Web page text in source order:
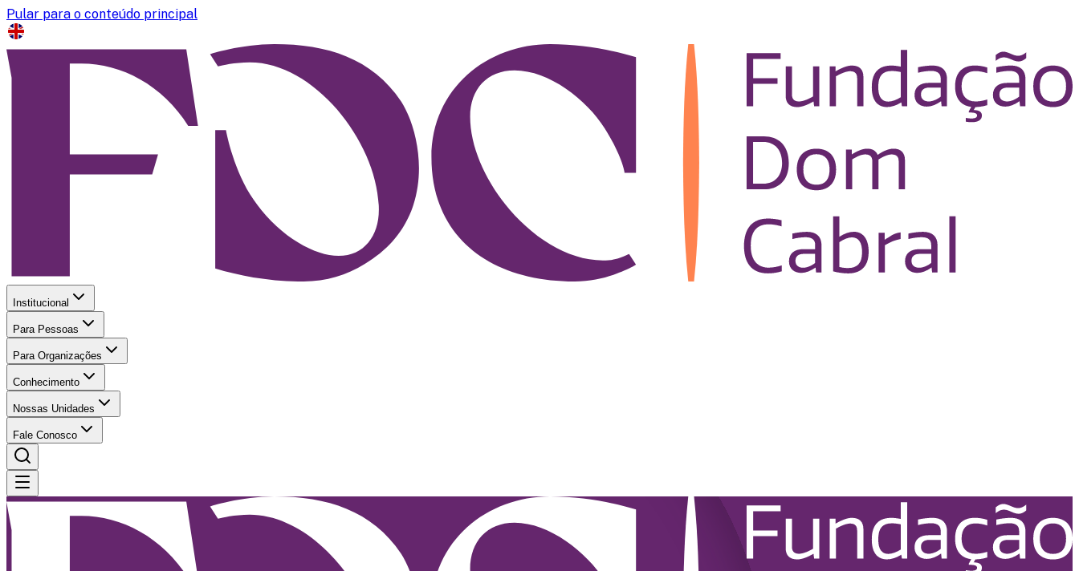
Pular para o conteúdo principal
Institucional
Para Pessoas
Para Organizações
Conhecimento
Nossas Unidades
Fale Conosco